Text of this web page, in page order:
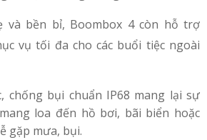
và bền bỉ, Boombox 4 còn hỗ trợ
vụ tối đa cho các buổi tiệc ngoài
chống bụi chuẩn IP68 mang lại sự
loa đến hồ bơi, bãi biển hoặc
gặp mưa, bụi.